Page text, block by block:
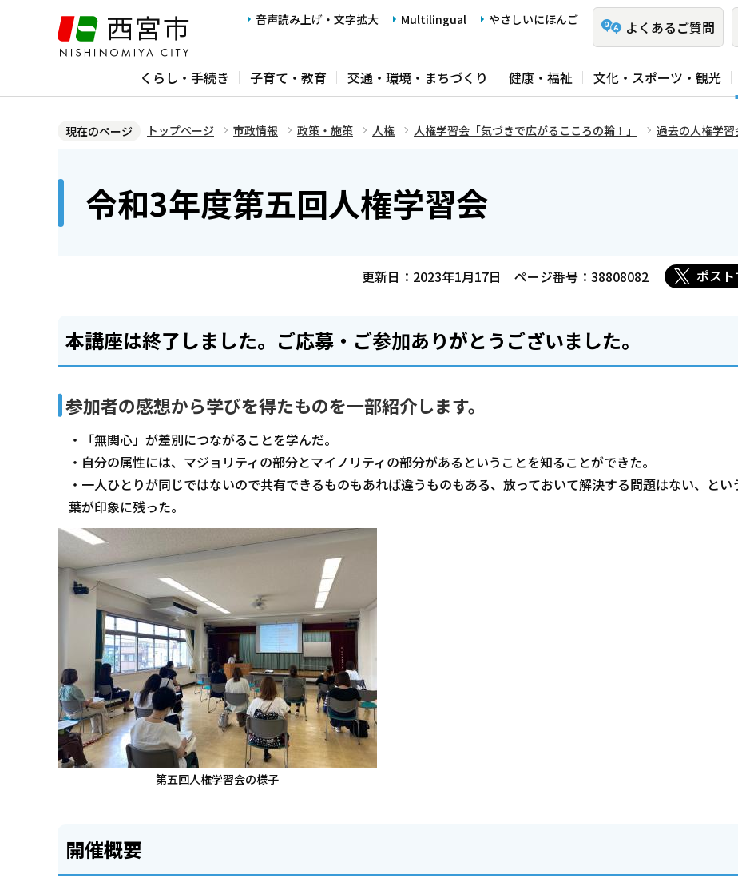
ジ
音声読み上げ・文字拡大 Multilingual やさしいにほんご よくあるご質問
くらし・手続き 子育て・教育 交通・環境・まちづくり 健康・福祉 文化・スポーツ・観光
現在のページ トップページ 市政情報 政策・施策 人権 人権学習会「気づきで広がるこころの輪！」 過去の人権学習
令和3年度第五回人権学習会
更新日：2023年1月17日 ページ番号：38808082 ポスト
本講座は終了しました。ご応募・ご参加ありがとうございました。
参加者の感想から学びを得たものを一部紹介します。
・「無関心」が差別につながることを学んだ。
・自分の属性には、マジョリティの部分とマイノリティの部分があるということを知ることができた。
・一人ひとりが同じではないので共有できるものもあれば違うものもある、放っておいて解決する問題はない、とい
葉が印象に残った。
第五回人権学習会の様子
開催概要